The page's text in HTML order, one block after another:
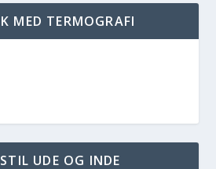
MED TERMOGRAFI
UDE OG INDE